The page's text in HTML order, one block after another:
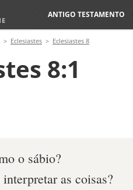
ANTIGO TESTAMENTO
Eclesiastes Eclesiastes 8
8:1
o sábio?
as coisas?